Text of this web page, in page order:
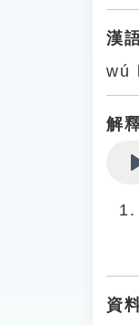
漢
wú
解
資